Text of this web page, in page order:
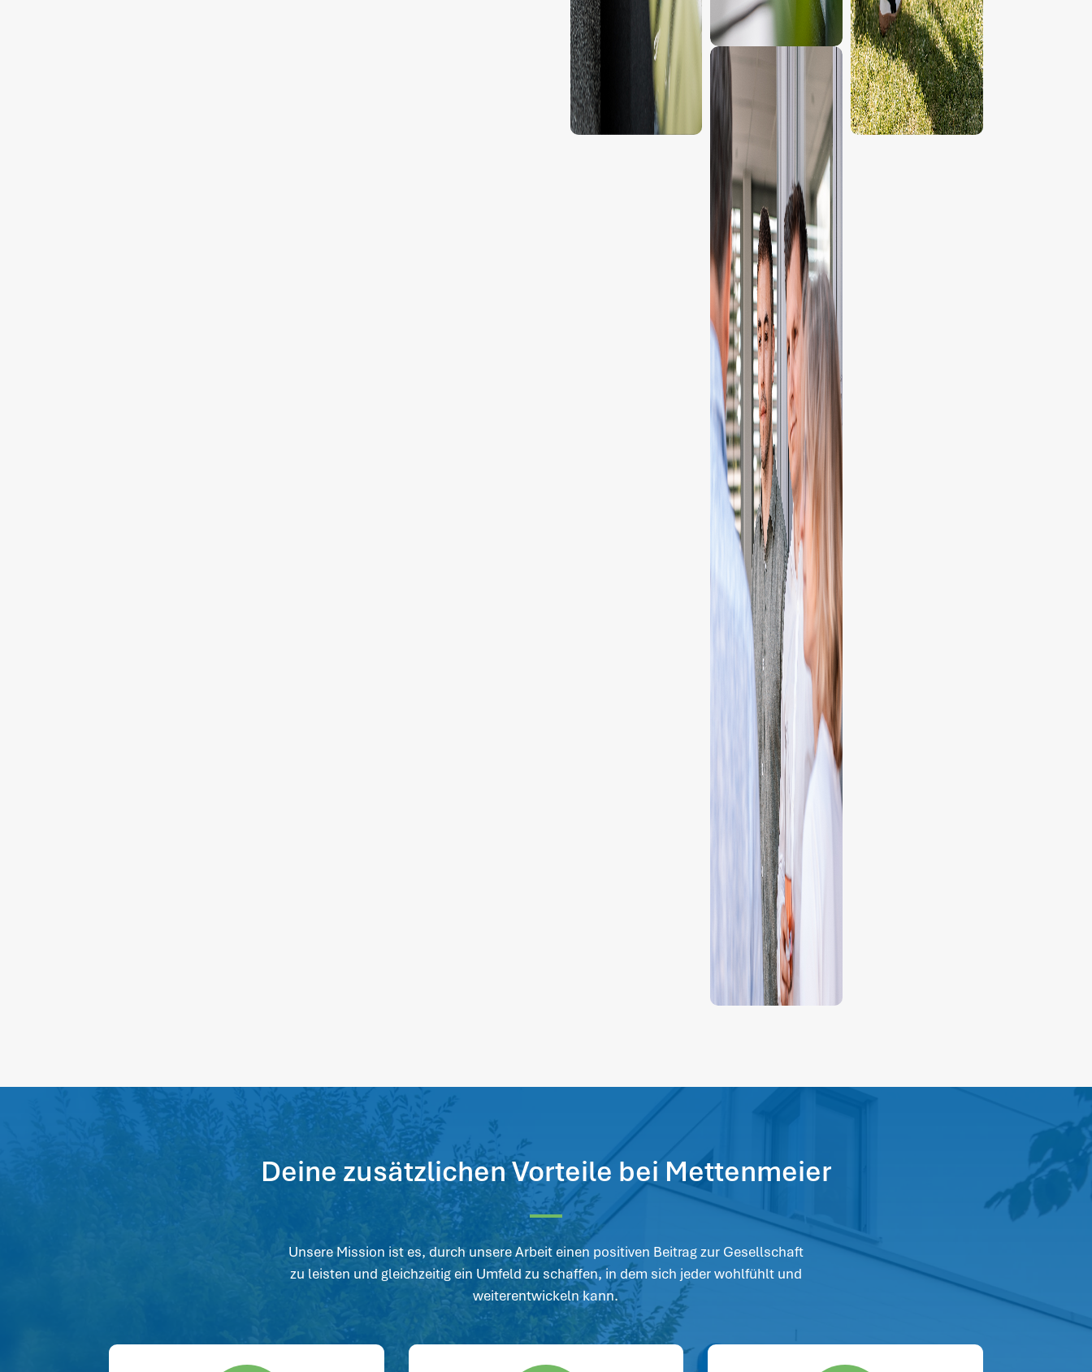
Deine zusätzlichen Vorteile bei Mettenmeier
Unsere Mission ist es, durch unsere Arbeit einen positiven Beitrag zur Gesellschaft
zu leisten und gleichzeitig ein Umfeld zu schaffen, in dem sich jeder wohlfühlt und
weiterentwickeln kann.